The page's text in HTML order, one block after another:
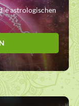
astrologischen